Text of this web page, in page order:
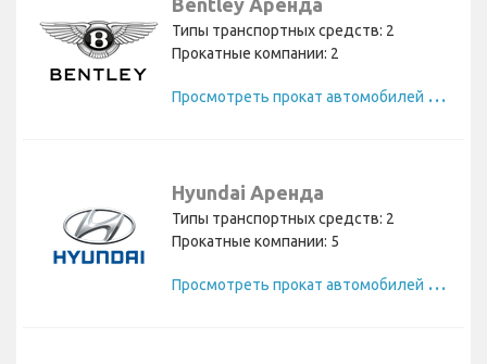
Bentley Аренда
Типы транспортных средств: 2
Прокатные компании: 2
П
росмотреть прокат автомобилей Bentley
Hyundai Аренда
Типы транспортных средств: 2
Прокатные компании: 5
П
росмотреть прокат автомобилей Hyundai